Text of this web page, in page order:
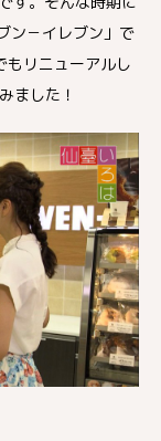
ン－イレブン」で
もリニューアルし
ました！